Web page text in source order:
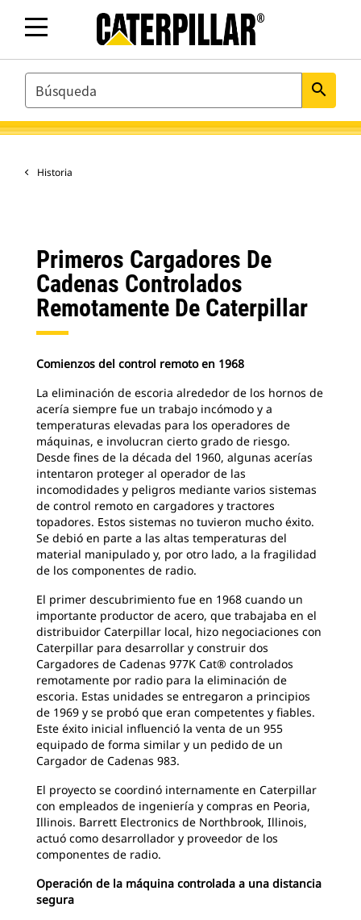
SEARCH search
Historia
Primeros Cargadores De
Cadenas Controlados
Remotamente De Caterpillar
Comienzos del control remoto en 1968
La eliminación de escoria alrededor de los hornos de
acería siempre fue un trabajo incómodo y a
temperaturas elevadas para los operadores de
máquinas, e involucran cierto grado de riesgo.
Desde fines de la década del 1960, algunas acerías
intentaron proteger al operador de las
incomodidades y peligros mediante varios sistemas
de control remoto en cargadores y tractores
topadores. Estos sistemas no tuvieron mucho éxito.
Se debió en parte a las altas temperaturas del
material manipulado y, por otro lado, a la fragilidad
de los componentes de radio.
El primer descubrimiento fue en 1968 cuando un
importante productor de acero, que trabajaba en el
distribuidor Caterpillar local, hizo negociaciones con
Caterpillar para desarrollar y construir dos
Cargadores de Cadenas 977K Cat® controlados
remotamente por radio para la eliminación de
escoria. Estas unidades se entregaron a principios
de 1969 y se probó que eran competentes y fiables.
Este éxito inicial influenció la venta de un 955
equipado de forma similar y un pedido de un
Cargador de Cadenas 983.
El proyecto se coordinó internamente en Caterpillar
con empleados de ingeniería y compras en Peoria,
Illinois. Barrett Electronics de Northbrook, Illinois,
actuó como desarrollador y proveedor de los
componentes de radio.
Operación de la máquina controlada a una distancia
segura